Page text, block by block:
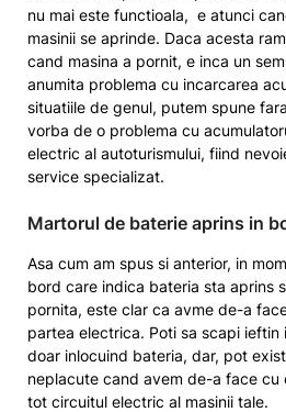
nu mai este functioala, e atunci
masinii se aprinde. Daca acesta
cand masina a pornit, e inca un
anumita problema cu incarcarea
situatiile de genul, putem spune
vorba de o problema cu
electric al autoturismului, fiind
service specializat.
Martorul de baterie aprins in
Asa cum am spus si anterior, in
bord care indica bateria sta aprins
pornita, este clar ca avme de-a
partea electrica. Poti sa scapi ieftin
doar inlocuind bateria, dar, pot
neplacute cand avem de-a face cu
tot circuitul electric al masinii tale.